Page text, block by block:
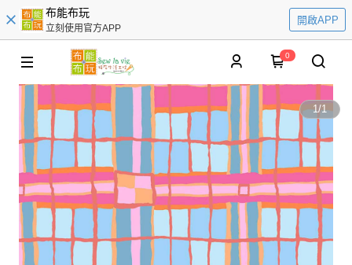
布能布玩
立刻使用官方APP
開啟APP
0
1/1